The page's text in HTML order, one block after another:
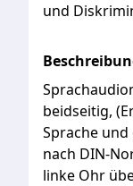
und
beidseitig,
Sprache
nach DIN-
linke Ohr